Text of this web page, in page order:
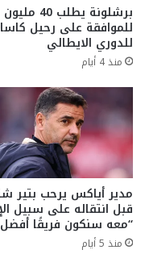
برشلونة يطلب
للموافقة على رحيل
للدوري الايطالي
منذ 4 أيام
مدير أياكس يرحب بتير
قبل انتقاله على سبيل
“معه سنكون فريقًا
منذ 5 أيام